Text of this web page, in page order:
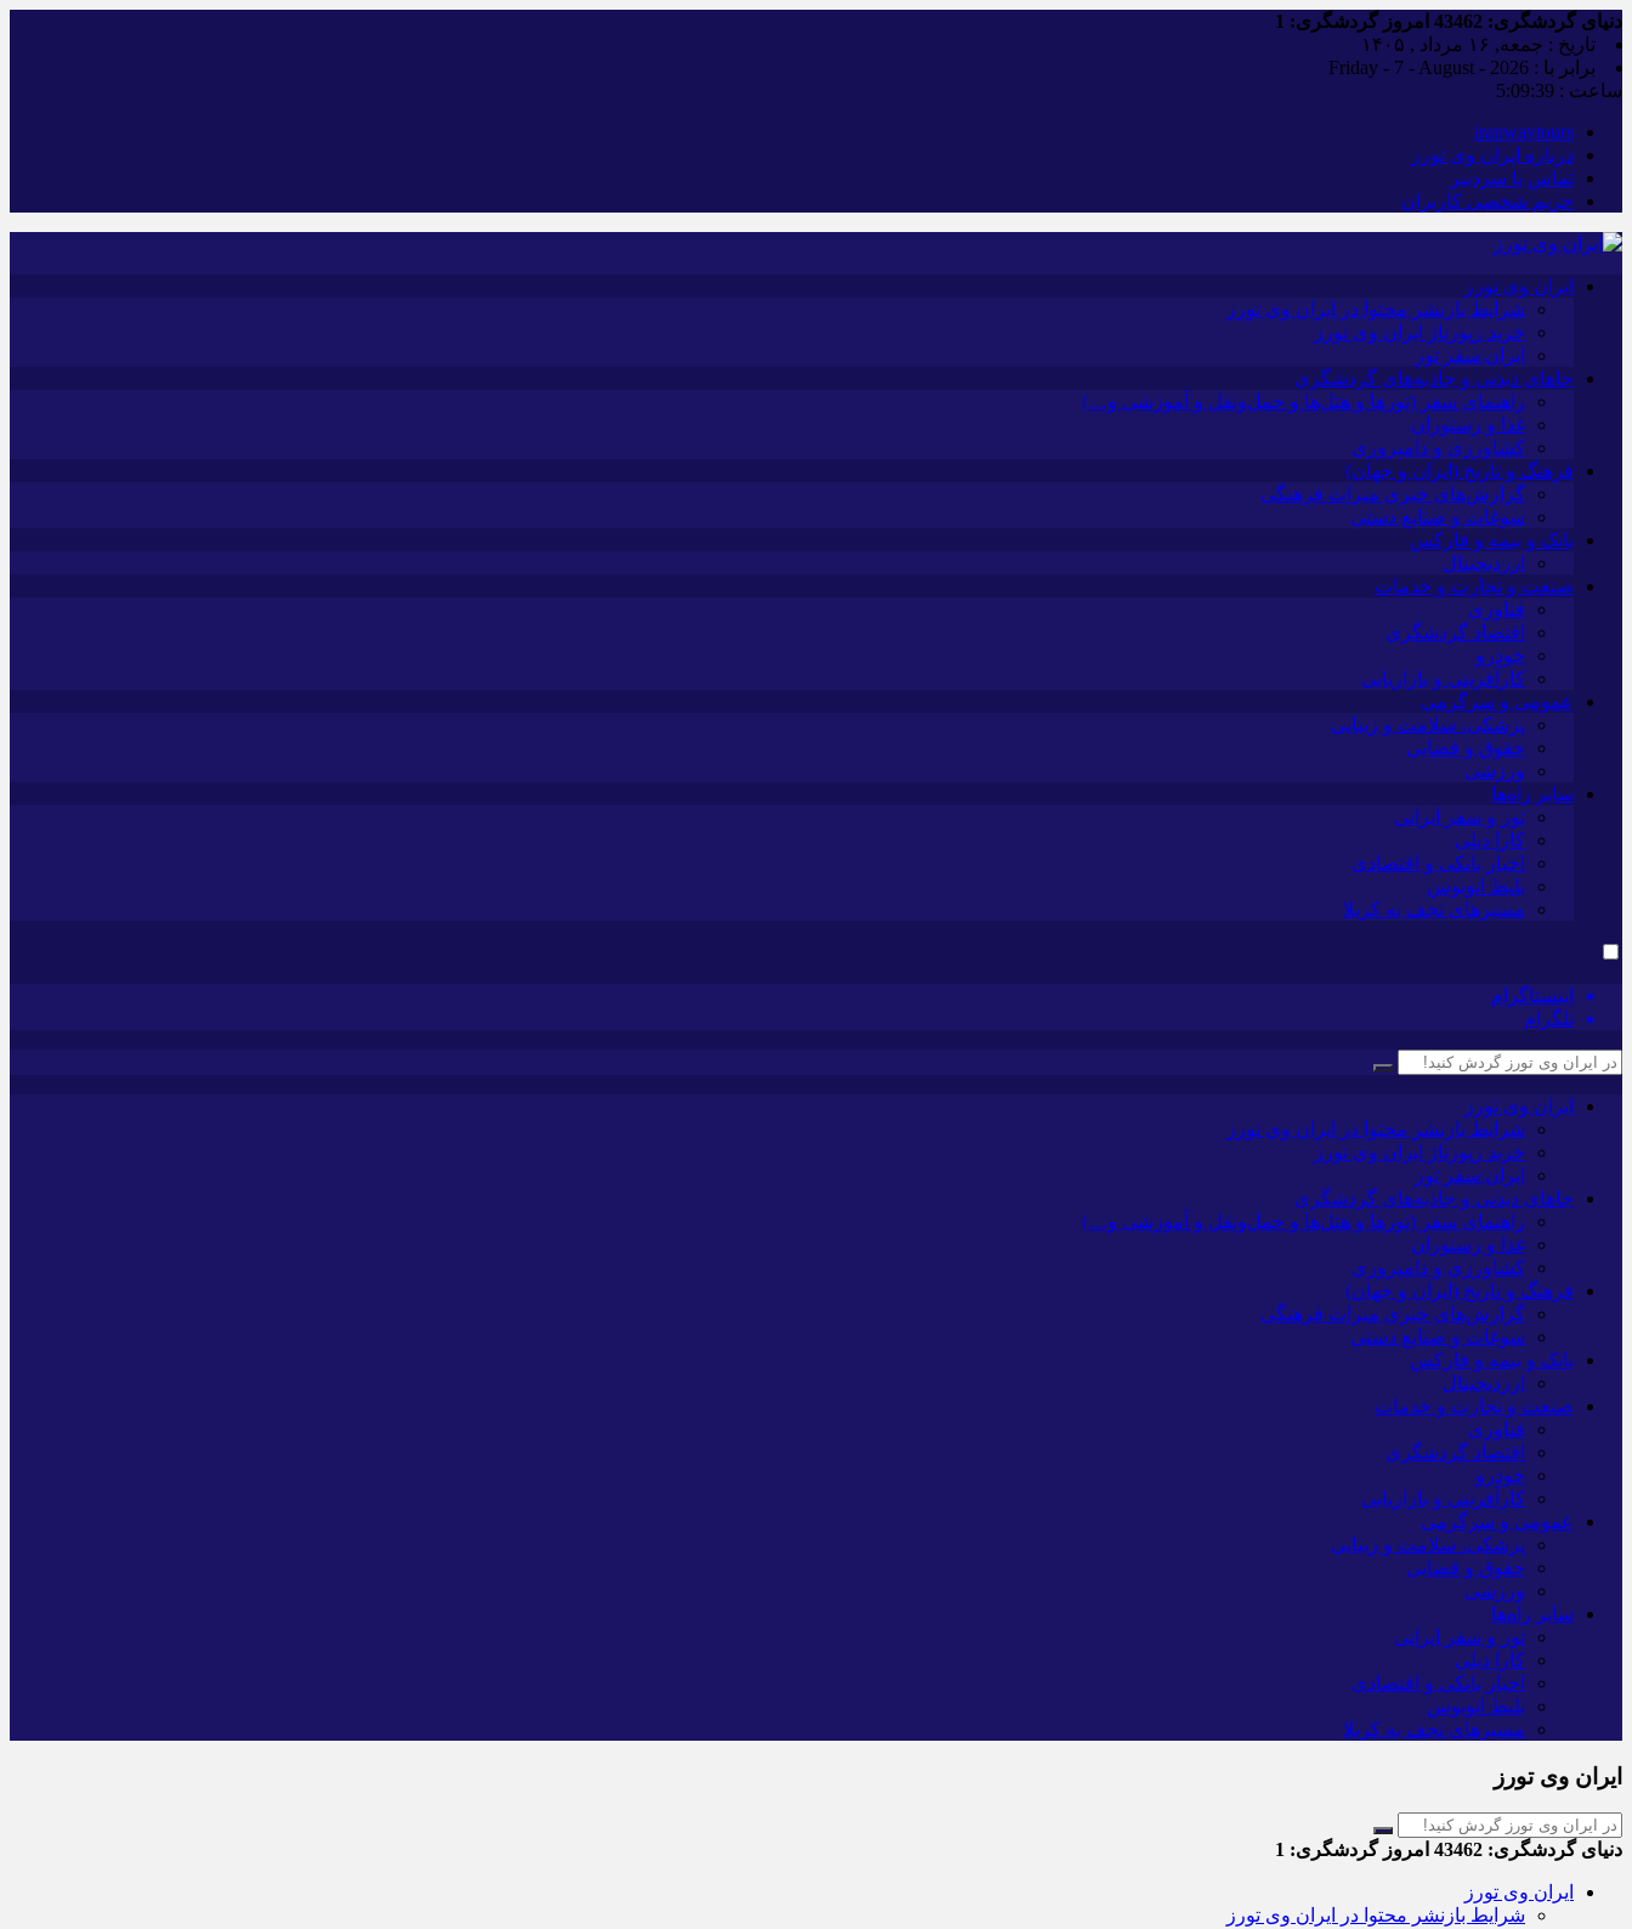
دنیای گردشگری: امروز گردشگری:
تاریخ : جمعه, ۱۶ مرداد , ۱۴۰۵
برابر با : Friday - 7 - August - 2026
ساعت : 5:09:39
iranwaytours
درباره ایران وی تورز
تماس با سردبیر
حریم شخصی کاربران
ایران وی تورز
شرایط بازنشر محتوا در ایران وی تورز
خرید رپورتاژ ایران وی تورز
ایران سفر تور
جاهای دیدنی و جاذبه‌های گردشگری
راهنمای سفر (تورها و هتل‌ها و حمل‌و‌نقل و آموزشی و…)
غذا و رستوران
کشاورزی و دامپروری
فرهنگ و تاریخ (ایران و جهان)
گزارش‌های خبری میراث فرهنگی
سوغات و صنایع دستی
بانک و بیمه و فارکس
ارزدیجیتال
صنعت و تجارت و خدمات
فناوری
اقتصاد گردشگری
خودرو
کارآفرینی و بازاریابی
عمومی و سرگرمی
پزشکی، سلامت و زیبایی
حقوق و قضایی
ورزشی
سایر راه‌ها
تور و سفر ایرانی
کارا دیلی
اخبار بانکی و اقتصادی
بلیط اتوبوس
مسیرهای نجف به کربلا
اینستاگرام
تلگرام
ایران وی تورز
شرایط بازنشر محتوا در ایران وی تورز
خرید رپورتاژ ایران وی تورز
ایران سفر تور
جاهای دیدنی و جاذبه‌های گردشگری
راهنمای سفر (تورها و هتل‌ها و حمل‌و‌نقل و آموزشی و…)
غذا و رستوران
کشاورزی و دامپروری
فرهنگ و تاریخ (ایران و جهان)
گزارش‌های خبری میراث فرهنگی
سوغات و صنایع دستی
بانک و بیمه و فارکس
ارزدیجیتال
صنعت و تجارت و خدمات
فناوری
اقتصاد گردشگری
خودرو
کارآفرینی و بازاریابی
عمومی و سرگرمی
پزشکی، سلامت و زیبایی
حقوق و قضایی
ورزشی
سایر راه‌ها
تور و سفر ایرانی
کارا دیلی
اخبار بانکی و اقتصادی
بلیط اتوبوس
مسیرهای نجف به کربلا
ایران وی تورز
دنیای گردشگری: امروز گردشگری:
ایران وی تورز
شرایط بازنشر محتوا در ایران وی تورز